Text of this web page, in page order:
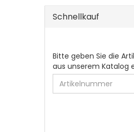
Schnellkauf
BITTE
GEBEN
SIE
DIE
ARTIKELNUMMER
Bitte geben Sie die
aus unserem Katalog